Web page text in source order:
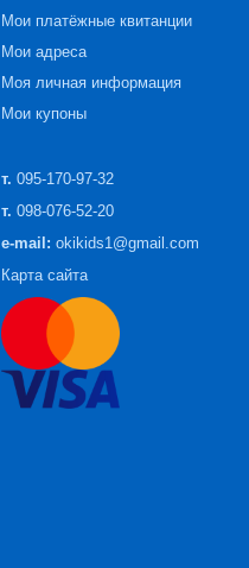
Мои платёжные квитанции
Мои адреса
Моя личная информация
Мои купоны
т. 095-170-97-32
т. 098-076-52-20
e-mail: okikids1@gmail.com
Карта сайта